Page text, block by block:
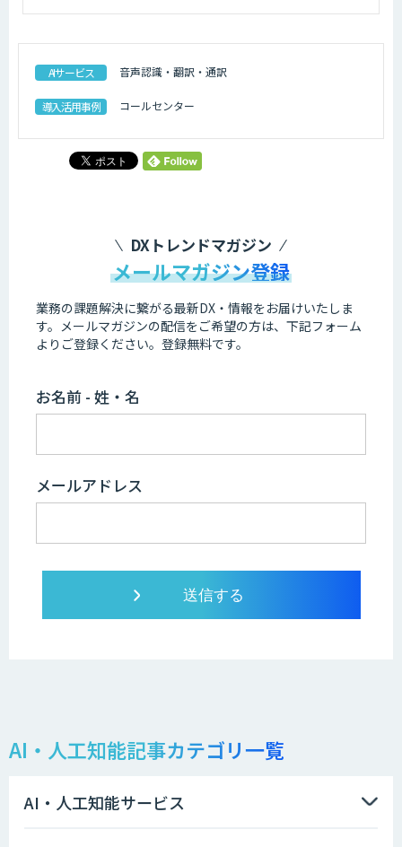
AIサービス 音声認識・翻訳・通訳
導入活用事例 コールセンター
DXトレンドマガジン
メールマガジン登録
業務の課題解決に繋がる最新DX・情報をお届けいたしま
す。 メールマガジンの配信をご希望の方は、下記フォーム
よりご登録ください。登録無料です。
お名前 - 姓・名
メールアドレス
AI・人工知能記事カテゴリ一覧
AI・人工知能サービス